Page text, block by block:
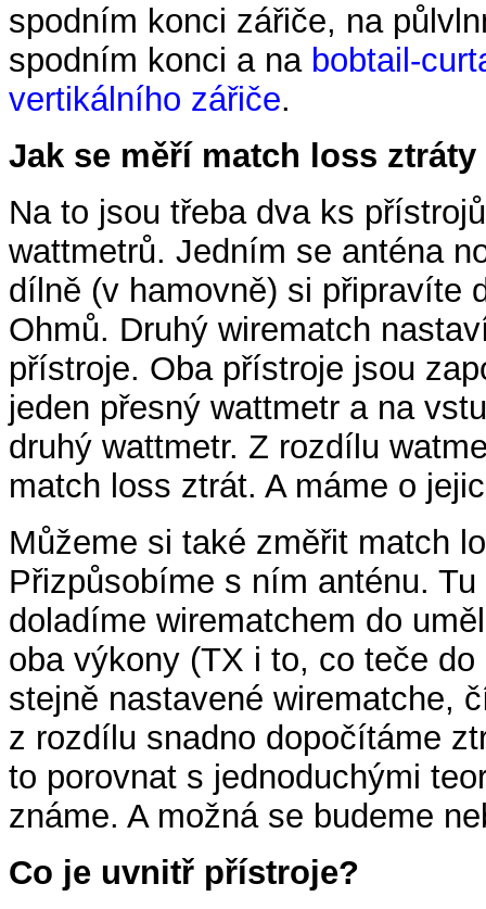
spodním konci zářiče, na
spodním konci a na bobtail-
vertikálního zářiče.
Jak se měří match loss
Na to jsou třeba dva ks
wattmetrů. Jedním se anténa
dílně (v hamovně) si připravíte
Ohmů. Druhý wirematch
přístroje. Oba přístroje jsou
jeden přesný wattmetr a na
druhý wattmetr. Z rozdílu
match loss ztrát. A máme o
Můžeme si také změřit match
Přizpůsobíme s ním anténu.
doladíme wirematchem do
oba výkony (TX i to, co teče
stejně nastavené wirematche,
z rozdílu snadno dopočítáme
to porovnat s jednoduchými
známe. A možná se budeme
Co je uvnitř přístroje?